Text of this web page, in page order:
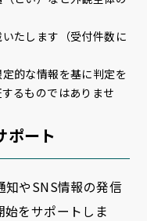
たします（受付件数に
的な情報を基に判定を
るものではありませ
ポート
知やSNS情報の発信
をサポートしま